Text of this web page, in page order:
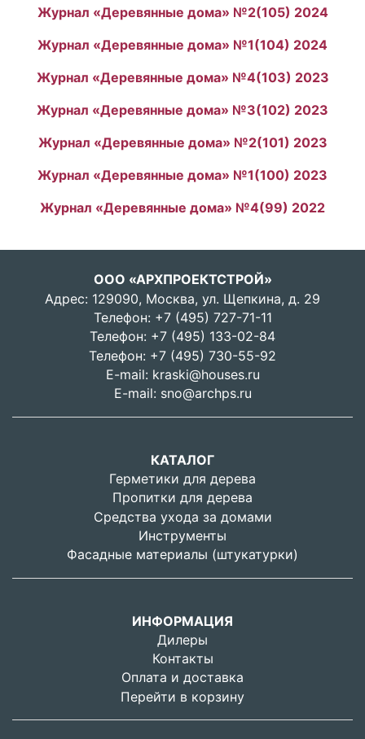
Журнал «Деревянные дома» №2(105) 2024
Журнал «Деревянные дома» №1(104) 2024
Журнал «Деревянные дома» №4(103) 2023
Журнал «Деревянные дома» №3(102) 2023
Журнал «Деревянные дома» №2(101) 2023
Журнал «Деревянные дома» №1(100) 2023
Журнал «Деревянные дома» №4(99) 2022
ООО «АРХПРОЕКТСТРОЙ»
Адрес: 129090, Москва, ул. Щепкина, д. 29
Телефон: +7 (495) 727-71-11
Телефон: +7 (495) 133-02-84
Телефон: +7 (495) 730-55-92
E-mail: kraski@houses.ru
E-mail: sno@archps.ru
КАТАЛОГ
Герметики для дерева
Пропитки для дерева
Средства ухода за домами
Инструменты
Фасадные материалы (штукатурки)
ИНФОРМАЦИЯ
Дилеры
Контакты
Оплата и доставка
Перейти в корзину